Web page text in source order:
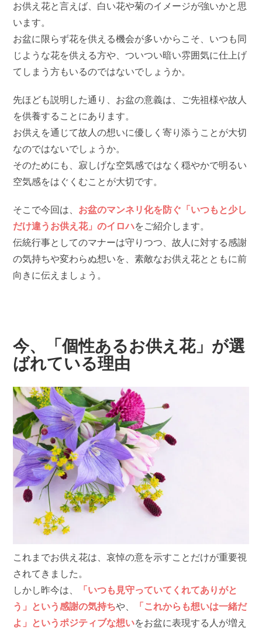
お供え花と言えば、白い花や菊のイメージが強いかと思
います。
お盆に限らず花を供える機会が多いからこそ、いつも同
じような花を供える方や、ついつい暗い雰囲気に仕上げ
てしまう方もいるのではないでしょうか。
先ほども説明した通り、お盆の意義は、ご先祖様や故人
を供養することにあります。
お供えを通じて故人の想いに優しく寄り添うことが大切
なのではないでしょうか。
そのためにも、寂しげな空気感ではなく穏やかで明るい
空気感をはぐくむことが大切です。
そこで今回は、 お盆のマンネリ化を防ぐ「いつもと少し
だけ違うお供え花」のイロハをご紹介します。
伝統行事としてのマナーは守りつつ、故人に対する感謝
の気持ちや変わらぬ想いを、素敵なお供え花とともに前
向きに伝えましょう。
今、「個性あるお供え花」が選
ばれている理由
これまでお供え花は、哀悼の意を示すことだけが重要視
されてきました。
しかし昨今は、
「いつも見守っていてくれてありがと
う」という感謝の気持ちや、
「これからも想いは一緒だ
よ」というポジティブな想いをお盆に表現する人が増え